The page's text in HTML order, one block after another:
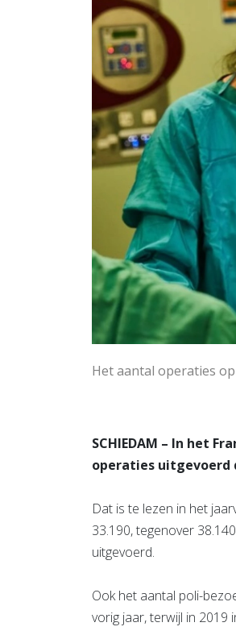
Het aantal operaties
SCHIEDAM – In het
operaties uitgevoerd
Dat is te lezen in het
33.190, tegenover
uitgevoerd.
Ook het aantal poli-
vorig jaar, terwijl in 2019